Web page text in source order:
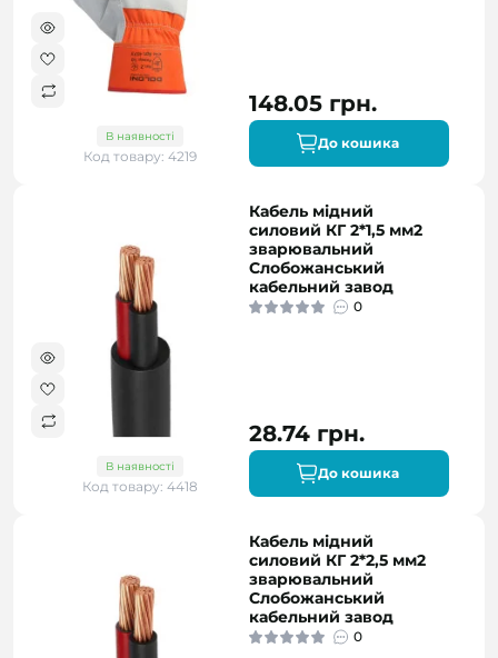
В наявності
Код товару: 4219
148.05 грн.
До кошика
В наявності
Код товару: 4418
Кабель мідний
силовий КГ 2*1,5 мм2
зварювальний
Слобожанський
кабельний завод
0
28.74 грн.
До кошика
Кабель мідний
силовий КГ 2*2,5 мм2
зварювальний
Слобожанський
кабельний завод
0